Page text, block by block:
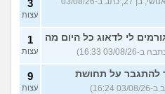
3
עצות
לי לדאוג כל היום מה
1
עצות
להתגבר על תחושת
9
עצות